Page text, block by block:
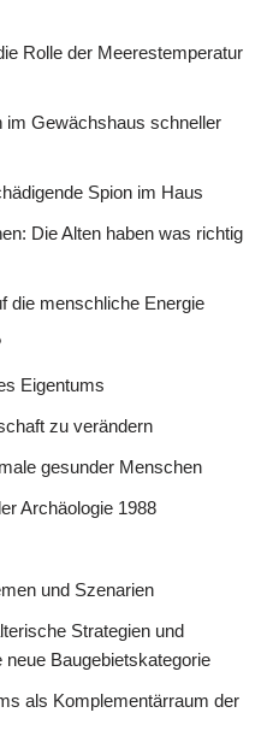
Rolle der Meerestemperatur
im Gewächshaus schneller
Spion im Haus
Die Alten haben was richtig
die menschliche Energie
Eigentums
zu verändern
gesunder Menschen
Archäologie 1988
und Szenarien
Strategien und
Baugebietskategorie
als Komplementärraum der